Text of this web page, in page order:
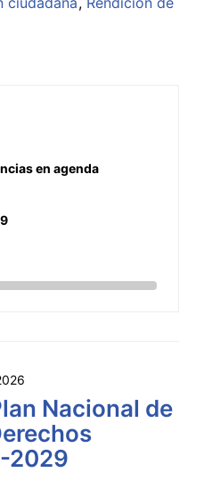
en agenda
Nacional de
2029